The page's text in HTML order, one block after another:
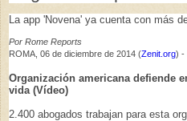
La app 'Novena' ya cuenta con más
Por Rome Reports
ROMA, 06 de diciembre de 2014 (Zenit.org) -
Organización americana defiende
vida (Ví­deo)
2.400 abogados trabajan para esta